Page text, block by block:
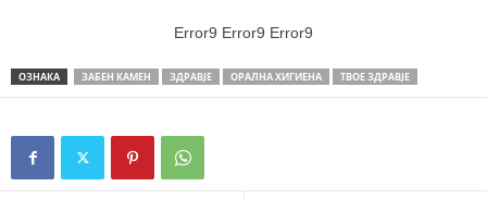
Error9 Error9 Error9
ОЗНАКА ЗАБЕН КАМЕН ЗДРАВЈЕ ОРАЛНА ХИГИЕНА ТВОЕ ЗДРАВЈЕ